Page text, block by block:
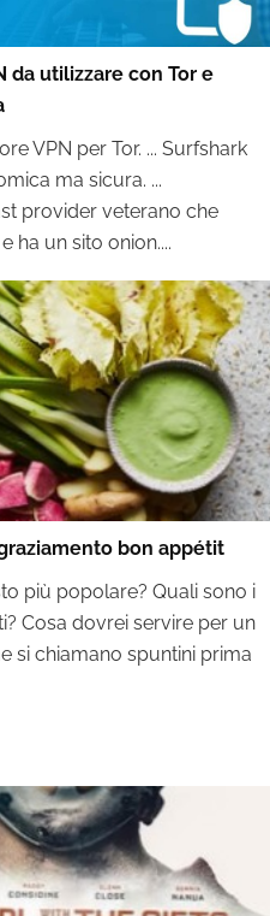
da utilizzare con Tor e
VPN per Tor. ... Surfshark
ma sicura. ...
provider veterano che
ha un sito onion....
bon appétit
più popolare? Quali sono i
Cosa dovrei servire per un
si chiamano spuntini prima